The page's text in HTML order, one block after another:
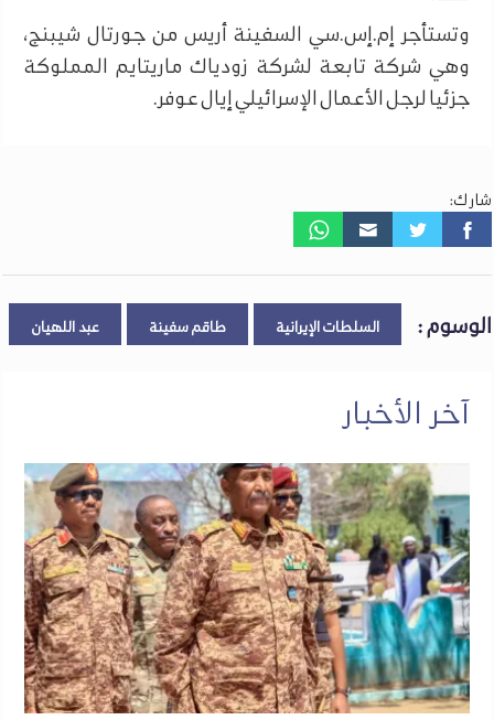
وتستأجر إم.إس.سي السفينة أريس من جورتال شيبنج،
وهي شركة تابعة لشركة زودياك ماريتايم المملوكة
جزئيا لرجل الأعمال الإسرائيلي إيال عوفر.
شارك:
الوسوم : السلطات الإيرانية طاقم سفينة عبد اللهيان
آخر الأخبار